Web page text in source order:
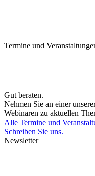
Termine und
Gut beraten.
Nehmen Sie an einer
Webinaren zu aktuellen
Alle Termine und
Schreiben Sie uns.
Newsletter